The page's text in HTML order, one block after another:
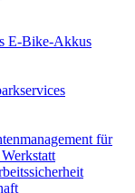
E-Bike-Akkus
für